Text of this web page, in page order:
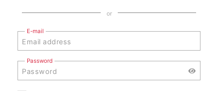
or
E-mail
Password